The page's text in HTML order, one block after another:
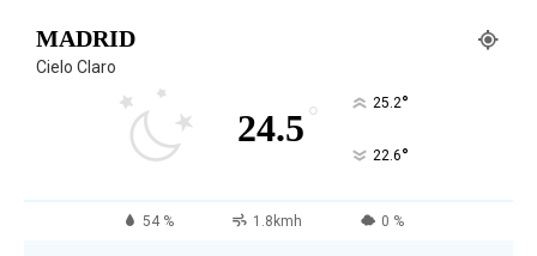
MADRID
Cielo Claro
24.5 ° 25.2°
22.6°
54 % 1.8kmh 0 %